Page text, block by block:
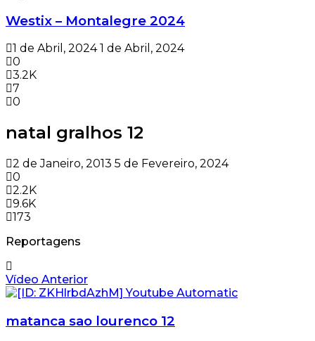
Westix – Montalegre 2024
1 de Abril, 2024 1 de Abril, 2024
0
3.2K
7
0
natal gralhos 12
2 de Janeiro, 2013 5 de Fevereiro, 2024
0
2.2K
9.6K
173
Reportagens
Vídeo Anterior
matanca sao lourenco 12